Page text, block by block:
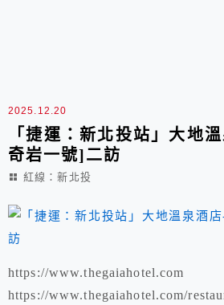
2025.12.20
「捷運：新北投站」大地
奇岩一號]二訪
紅線：新北投
https://www.thegaiahotel.com
https://www.thegaiahotel.com/